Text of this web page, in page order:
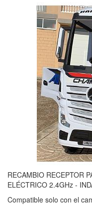
RECAMBIO RECEPTOR
ELÉCTRICO 2.4GHz -
Compatible solo con el